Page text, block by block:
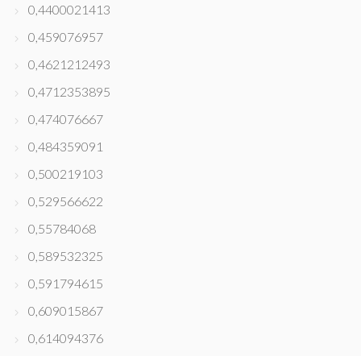
0,4400021413
0,459076957
0,4621212493
0,4712353895
0,474076667
0,484359091
0,500219103
0,529566622
0,55784068
0,589532325
0,591794615
0,609015867
0,614094376